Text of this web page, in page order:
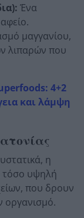
Ένα
μαγγανίου,
λιπαρών που
4+2
και λάμψη
η
τόσο υψηλή
που δρουν
οργανισμό.